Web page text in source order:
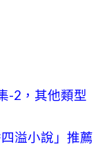
-2，其他類型
溢小說」推薦